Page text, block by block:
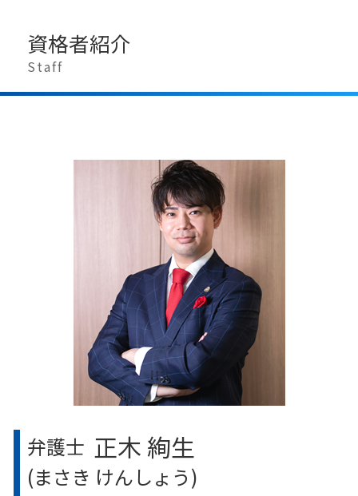
相続放棄 手続き
相続手続き 代行
相続関係図 法務局
相続人 認知症
相続に必要な書類
遺留分権利者 とは
相続 弁護士 東京
豊島区 労働問題 弁護士
神奈川県 医療過誤 弁護士
豊島区 医療過誤 弁護士
埼玉県 相続 弁護士
千葉県 労働問題 弁護士
目黒区 離婚問題 弁護士
埼玉県 医療過誤 弁護士
東京都 相続 弁護士
千葉県 相続 弁護士
神奈川県 労働問題 弁護士
目黒区 医療過誤 弁護士
埼玉県 離婚問題 弁護士
資格者紹介
Staff
弁護士 正木 絢生
(まさき けんしょう)